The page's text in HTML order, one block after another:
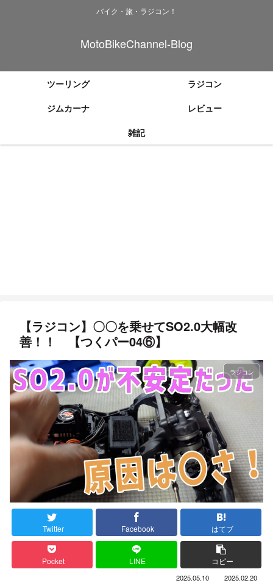
バイク・旅・ラジコン！
MotoBikeChannel-Blog
ツーリング
ラジコン
ジムカーナ
レビュー
雑記
【ラジコン】〇〇を乗せてSO2.0大幅改
善！！ 【つくパー04⑥】
ラジコン
Twitter Facebook はてブ
Pocket LINE コピー
2025.05.10 2025.02.20